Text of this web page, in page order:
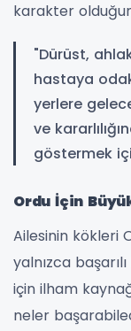
karakter
"Dürüst,
hastaya
yerlere
ve
göstermek
Ordu İçin
Ailesinin kökleri
yalnızca
için ilham
neler